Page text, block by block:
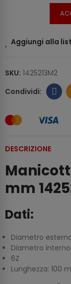
Aggiungi alla
SKU: 1425213M2
DESCRIZIONE
mm
Dati:
Diametro
Diametro
6Z
Lunghezza: 100